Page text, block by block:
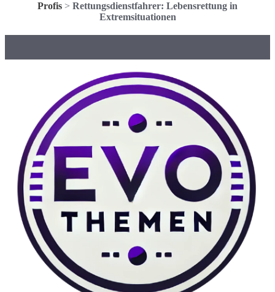
Profis > Rettungsdienstfahrer: Lebensrettung in
Extremsituationen